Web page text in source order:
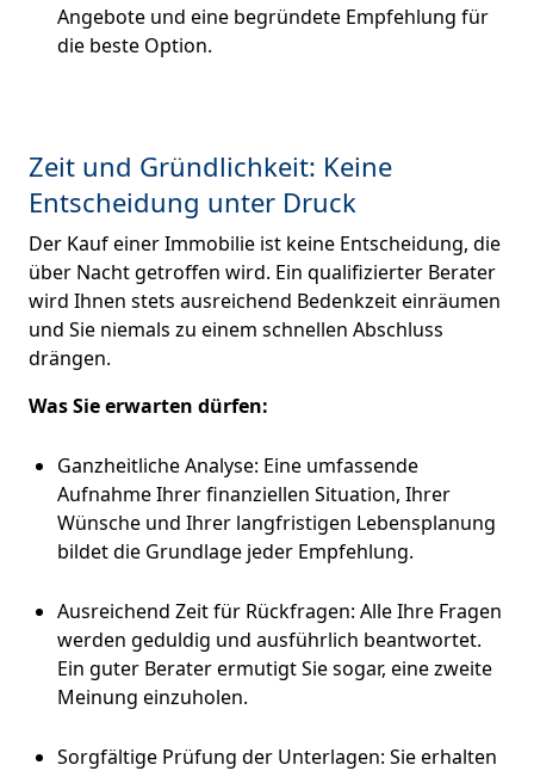
Angebote und eine begründete Empfehlung für
die beste Option.
Zeit und Gründlichkeit: Keine
Entscheidung unter Druck
Der Kauf einer Immobilie ist keine Entscheidung, die
über Nacht getroffen wird. Ein qualifizierter Berater
wird Ihnen stets ausreichend Bedenkzeit einräumen
und Sie niemals zu einem schnellen Abschluss
drängen.
Was Sie erwarten dürfen:
Ganzheitliche Analyse: Eine umfassende
Aufnahme Ihrer finanziellen Situation, Ihrer
Wünsche und Ihrer langfristigen Lebensplanung
bildet die Grundlage jeder Empfehlung.
Ausreichend Zeit für Rückfragen: Alle Ihre Fragen
werden geduldig und ausführlich beantwortet.
Ein guter Berater ermutigt Sie sogar, eine zweite
Meinung einzuholen.
Sorgfältige Prüfung der Unterlagen: Sie erhalten